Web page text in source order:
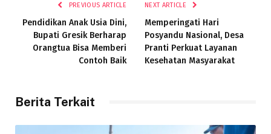
PREVIOUS ARTICLE
Pendidikan Anak Usia Dini,
Bupati Gresik Berharap
Orangtua Bisa Memberi
Contoh Baik
NEXT ARTICLE
Memperingati Hari
Posyandu Nasional, Desa
Pranti Perkuat Layanan
Kesehatan Masyarakat
Berita Terkait